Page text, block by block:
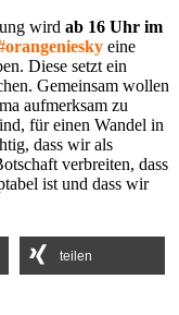
wird ab 16 Uhr im
eine
Diese setzt ein
Gemeinsam wollen
aufmerksam zu
für einen Wandel in
dass wir als
verbreiten, dass
ist und dass wir
teilen